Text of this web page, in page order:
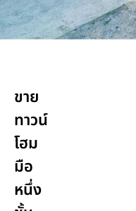
ขาย
ทาวน์
โฮม
มือ
หนึ่ง